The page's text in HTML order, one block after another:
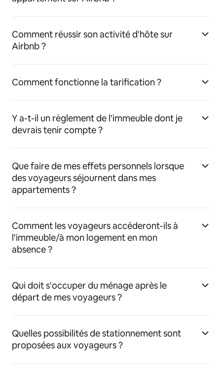
Comment réussir son activité d'hôte sur
Airbnb ?
Comment fonctionne la tarification ?
Y a-t-il un règlement de l'immeuble dont je
devrais tenir compte ?
Que faire de mes effets personnels lorsque
des voyageurs séjournent dans mes
appartements ?
Comment les voyageurs accéderont-ils à
l'immeuble/à mon logement en mon
absence ?
Qui doit s'occuper du ménage après le
départ de mes voyageurs ?
Quelles possibilités de stationnement sont
proposées aux voyageurs ?